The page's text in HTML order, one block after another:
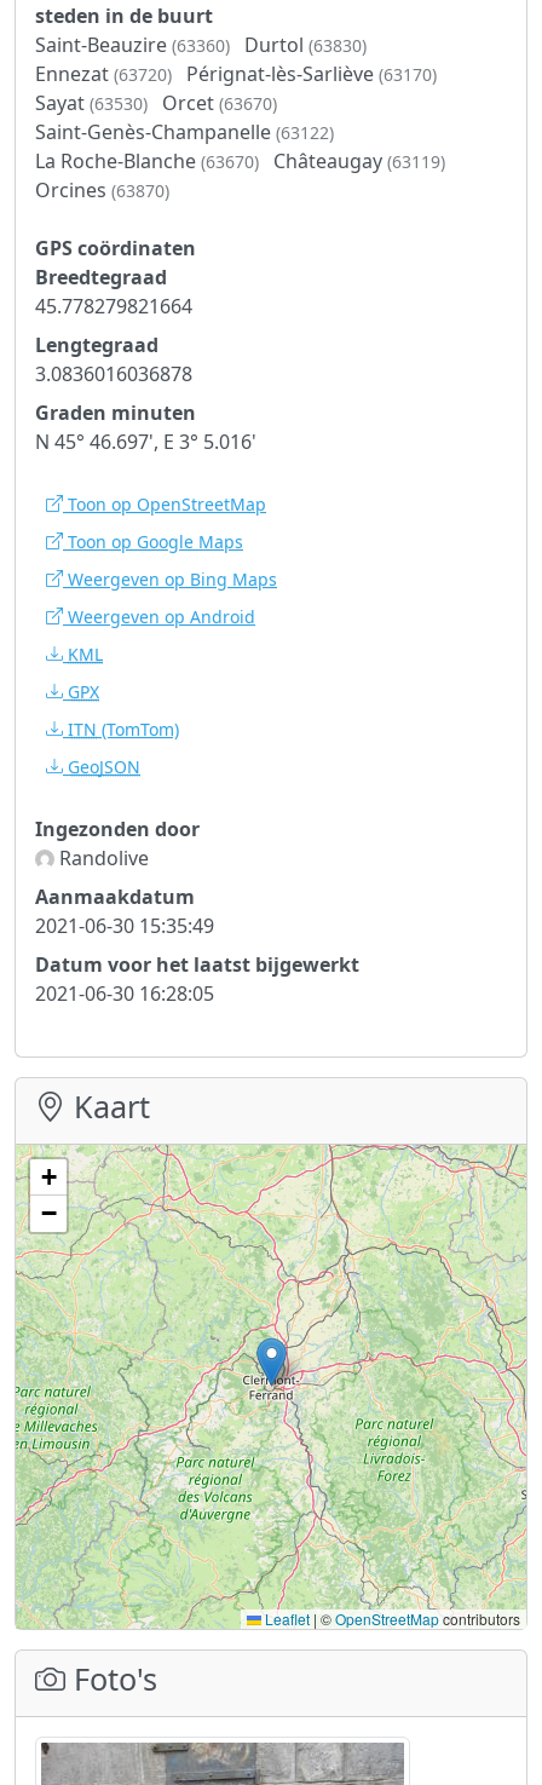
steden in de buurt
Saint-Beauzire (63360) Durtol (63830)
Ennezat (63720) Pérignat-lès-Sarliève (63170)
Sayat (63530) Orcet (63670)
Saint-Genès-Champanelle (63122)
La Roche-Blanche (63670) Châteaugay (63119)
Orcines (63870)
GPS coördinaten
Breedtegraad
45.778279821664
Lengtegraad
3.0836016036878
Graden minuten
N 45° 46.697', E 3° 5.016'
Toon op OpenStreetMap
Toon op Google Maps
Weergeven op Bing Maps
Weergeven op Android
KML
GPX
ITN (TomTom)
GeoJSON
Ingezonden door
Randolive
Aanmaakdatum
2021-06-30 15:35:49
Datum voor het laatst bijgewerkt
2021-06-30 16:28:05
Kaart
+
−
Leaflet | ©OpenStreetMapcontributors
Foto's